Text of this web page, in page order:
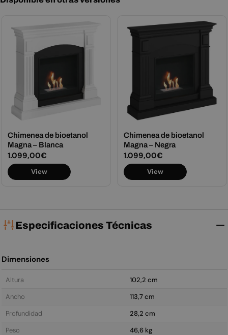
Chimenea de bioetanol
Magna – Blanca
Precio
habitual
1.099,00€
View
Chimenea de bioetanol
Magna – Negra
Precio
habitual
1.099,00€
View
Especificaciones Técnicas
Dimensiones
Altura
102,2 cm
Ancho
113,7 cm
Profundidad
28,2 cm
Peso
46,6 kg